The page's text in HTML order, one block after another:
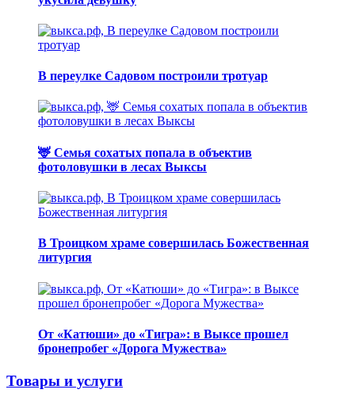
В переулке Садовом построили тротуар
🦌 Семья сохатых попала в объектив
фотоловушки в лесах Выксы
В Троицком храме совершилась Божественная
литургия
От «Катюши» до «Тигра»: в Выксе прошел
бронепробег «Дорога Мужества»
Товары и услуги